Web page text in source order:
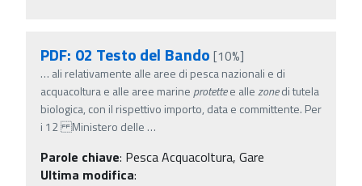
PDF: 02 Testo del Bando [10%]
… ali relativamente alle aree di pesca nazionali e di
acquacoltura e alle aree marine protettee allezonedi tutela
biologica, con il rispettivo importo, data e committente. Per
i 12 Ministero delle …
Parole chiave: Pesca Acquacoltura, Gare
Ultima modifica: